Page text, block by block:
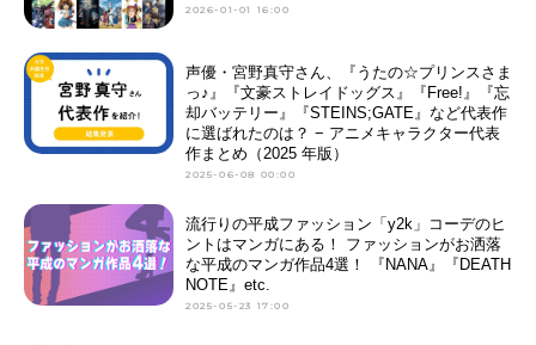
2026-01-01 16:00
声優・宮野真守さん、『うたの☆プリンスさま
っ♪』『文豪ストレイドッグス』『Free!』『忘
却バッテリー』『STEINS;GATE』など代表作
に選ばれたのは？ − アニメキャラクター代表
作まとめ（2025 年版）
2025-06-08 00:00
流行りの平成ファッション「y2k」コーデのヒ
ントはマンガにある！ ファッションがお洒落
な平成のマンガ作品4選！ 『NANA』『DEATH
NOTE』etc.
2025-05-23 17:00